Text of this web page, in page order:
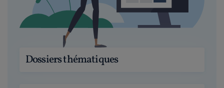
Dossiers thématiques